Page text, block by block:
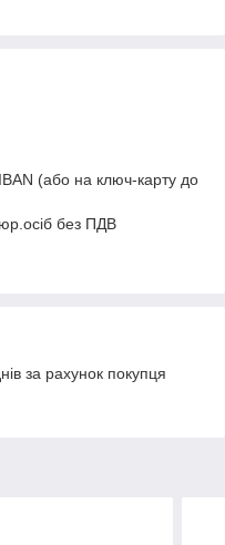
(або на ключ-карту до
без ПДВ
за рахунок покупця